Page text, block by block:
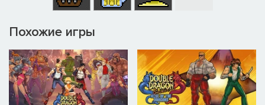
Похожие игры